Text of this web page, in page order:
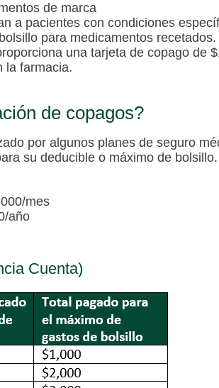
de marca
a pacientes con condiciones
para medicamentos recetados.
una tarjeta de copago de
la farmacia.
de copagos?
por algunos planes de seguro
su deducible o máximo de bolsillo.
mes
año
Cuenta)